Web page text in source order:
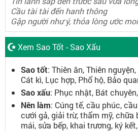
Cầu tài tài đến hanh thông
Gặp người như ý, thỏa lòng ước
Xem Sao Tốt - Sao Xấu
Sao tốt: Thiên ân, Thiên
Cát kì, Lục hợp, Phổ hộ, Bảo
Sao xấu: Phục nhật, Bát
Nên làm: Cúng tế, cầu phúc,
cưới gả, giải trừ, thẩm mỹ, chữa
mái, sửa bếp, khai trương, ký